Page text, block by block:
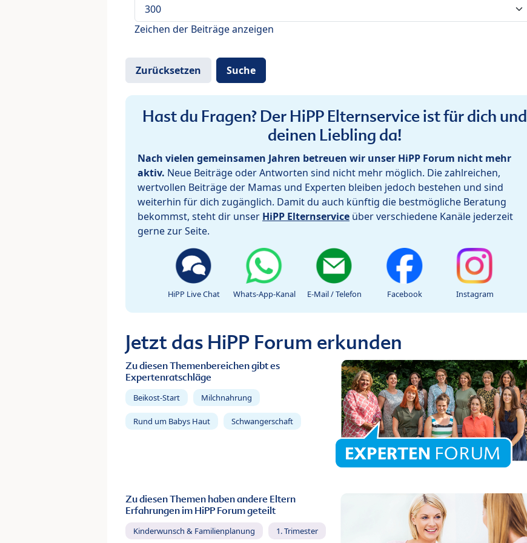
Zeichen der Beiträge anzeigen
Hast du Fragen? Der HiPP Elternservice ist für dich und
deinen Liebling da!
Nach vielen gemeinsamen Jahren betreuen wir unser HiPP Forum nicht mehr
aktiv. Neue Beiträge oder Antworten sind nicht mehr möglich. Die zahlreichen,
wertvollen Beiträge der Mamas und Experten bleiben jedoch bestehen und sind
weiterhin für dich zugänglich. Damit du auch künftig die bestmögliche Beratung
bekommst, steht dir unser HiPP Elternservice über verschiedene Kanäle jederzeit
gerne zur Seite.
HiPP Live Chat Whats-App-Kanal E-Mail / Telefon Facebook Instagram
Jetzt das HiPP Forum erkunden
Zu diesen Themenbereichen gibt es
Expertenratschläge
Beikost-Start Milchnahrung
Rund um Babys Haut Schwangerschaft
Zu diesen Themen haben andere Eltern
Erfahrungen im HiPP Forum geteilt
Kinderwunsch & Familienplanung 1. Trimester